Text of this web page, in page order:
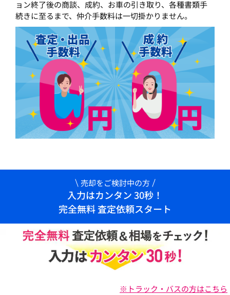
ョン終了後の商談、成約、お車の引き取り、各種書類手
続きに至るまで、仲介手数料は一切掛かりません。
売却をご検討中の方
入力はカンタン 30秒！
完全無料 査定依頼スタート
※トラック・バスの方はこちら